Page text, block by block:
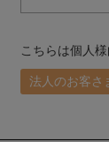
こちらは個人
法人のお客さ